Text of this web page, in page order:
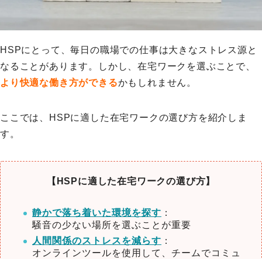
HSPにとって、毎日の職場での仕事は大きなストレス源と
なることがあります。しかし、在宅ワークを選ぶことで、
より快適な働き方ができるかもしれません。
ここでは、HSPに適した在宅ワークの選び方を紹介しま
す。
【HSPに適した在宅ワークの選び方】
静かで落ち着いた環境を探す ：
騒音の少ない場所を選ぶことが重要
人間関係のストレスを減らす ：
オンラインツールを使用して、チームでコミュ